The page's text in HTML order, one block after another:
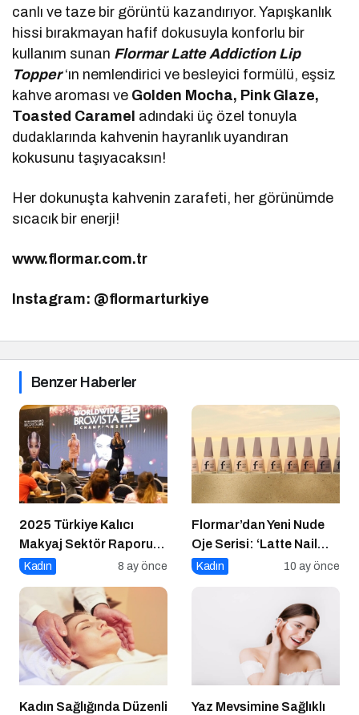
canlı ve taze bir görüntü kazandırıyor. Yapışkanlık
hissi bırakmayan hafif dokusuyla konforlu bir
kullanım sunan Flormar Latte Addiction Lip
Topper‘ın nemlendirici ve besleyici formülü, eşsiz
kahve aroması ve Golden Mocha, Pink Glaze,
Toasted Caramel adındaki üç özel tonuyla
dudaklarında kahvenin hayranlık uyandıran
kokusunu taşıyacaksın!
Her dokunuşta kahvenin zarafeti, her görünümde
sıcacık bir enerji!
www.flormar.com.tr
Instagram: @flormarturkiye
Benzer Haberler
2025 Türkiye Kalıcı
Makyaj Sektör Raporu
Açıklandı
Kadın 8 ay önce
Flormar’dan Yeni Nude
Oje Serisi: ‘Latte Nail
Enamel’ ile Zamansız
Kadın 10 ay önce
Kadın Sağlığında Düzenli
Yaz Mevsimine Sağlıklı